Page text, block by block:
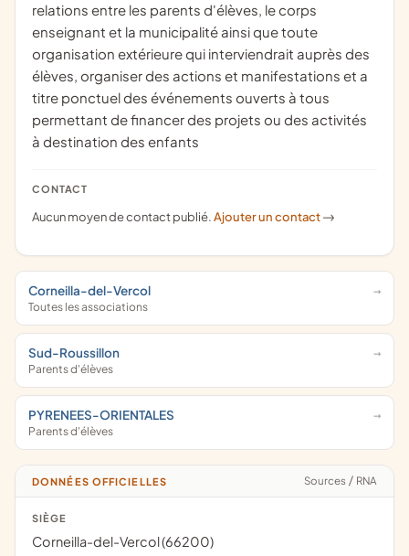
relations entre les parents d'élèves, le corps
enseignant et la municipalité ainsi que toute
organisation extérieure qui interviendrait auprès des
élèves, organiser des actions et manifestations et a
titre ponctuel des événements ouverts à tous
permettant de financer des projets ou des activités
à destination des enfants
CONTACT
Aucun moyen de contact publié.Ajouter un contact ->
Corneilla-del-Vercol
Toutes les associations
Sud-Roussillon
Parents d'élèves
PYRENEES-ORIENTALES
Parents d'élèves
DONNÉES OFFICIELLES Sources / RNA
SIÈGE
Corneilla-del-Vercol (66200)